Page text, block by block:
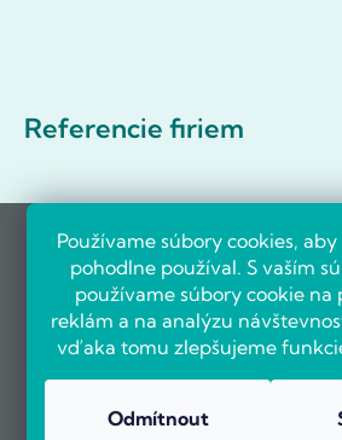
Používame súbory cookies,
pohodlne používal. S vaším
používame súbory cookie na
reklám a na analýzu
vďaka tomu zlepšujeme
Odmítnout
Referencie firiem